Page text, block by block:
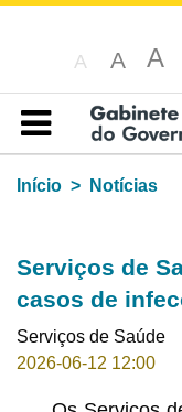
A A A
Índice
Início
Notícias
Serviços de
casos de
Serviços de Saúde
2026-06-12 12:00